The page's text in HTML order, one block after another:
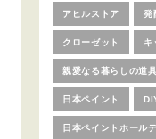
アヒルストア 発
クローゼット キ
親愛なる暮らしの道具
日本ペイント
日本ペイントホール